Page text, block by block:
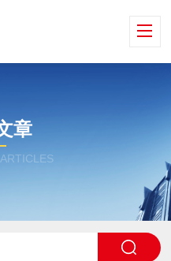
章